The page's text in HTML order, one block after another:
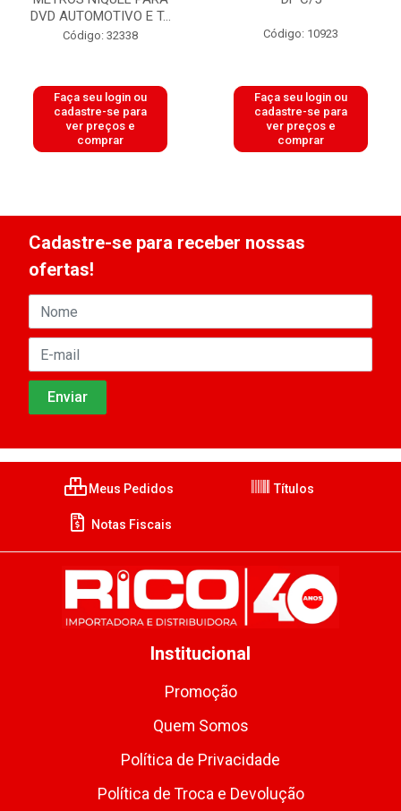
DVD AUTOMOTIVO E T...
Código: 32338
Faça seu login ou
cadastre-se para
ver preços e
comprar
Código: 10923
Faça seu login ou
cadastre-se para
ver preços e
comprar
Cadastre-se para receber nossas
ofertas!
Meus Pedidos Títulos
Notas Fiscais
Institucional
Promoção
Quem Somos
Política de Privacidade
Política de Troca e Devolução